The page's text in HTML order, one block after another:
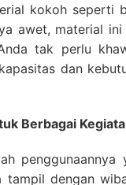
kokoh seperti
awet, material
tak perlu
dan
Berbagai
dengan